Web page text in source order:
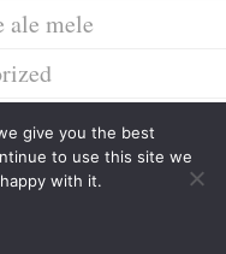
ale mele
give you the best
to use this site we
with it.